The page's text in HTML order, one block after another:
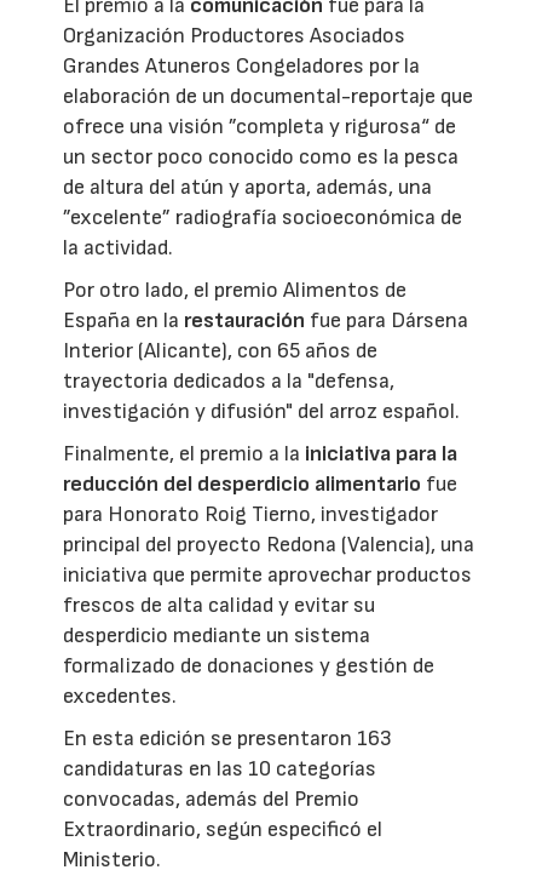
Organización Productores Asociados
Grandes Atuneros Congeladores por la
elaboración de un documental-reportaje que
ofrece una visión ”completa y rigurosa“ de
un sector poco conocido como es la pesca
de altura del atún y aporta, además, una
”excelente” radiografía socioeconómica de
la actividad.
Por otro lado, el premio Alimentos de
España en la restauración fue para Dársena
Interior (Alicante), con 65 años de
trayectoria dedicados a la "defensa,
investigación y difusión" del arroz español.
Finalmente, el premio a la iniciativa para la
reducción del desperdicio alimentario fue
para Honorato Roig Tierno, investigador
principal del proyecto Redona (Valencia), una
iniciativa que permite aprovechar productos
frescos de alta calidad y evitar su
desperdicio mediante un sistema
formalizado de donaciones y gestión de
excedentes.
En esta edición se presentaron 163
candidaturas en las 10 categorías
convocadas, además del Premio
Extraordinario, según especificó el
Ministerio.